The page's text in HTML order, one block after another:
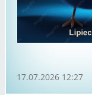
17.07.2026 12:27